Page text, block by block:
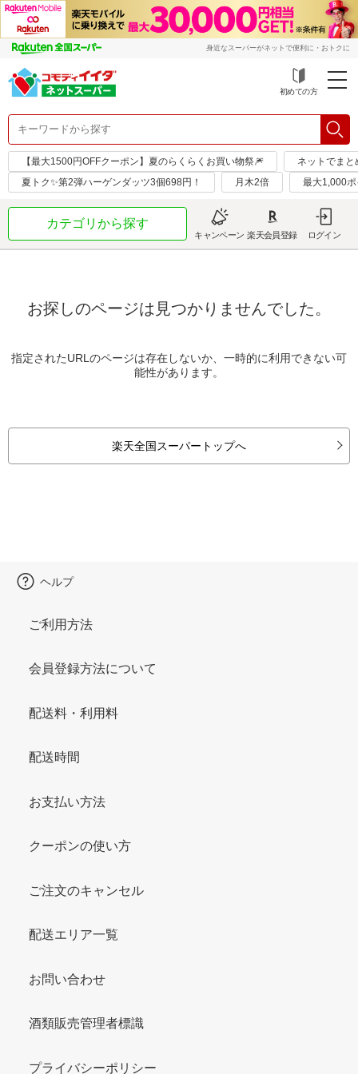
身近なスーパーがネットで便利に・おトクに
初めての方
【最大1500円OFFクーポン】夏のらくらくお買い物祭🎆
ネットでまと
夏トク✨第2弾ハーゲンダッツ3個698円！
月木2倍 最大1,000
カテゴリから探す
キャンペーン 楽天会員登録 ログイン
お探しのページは見つかりませんでした。
指定されたURLのページは存在しないか、一時的に利用できない可
能性があります。
楽天全国スーパートップへ
ヘルプ
ご利用方法
会員登録方法について
配送料・利用料
配送時間
お支払い方法
クーポンの使い方
ご注文のキャンセル
配送エリア一覧
お問い合わせ
酒類販売管理者標識
プライバシーポリシー